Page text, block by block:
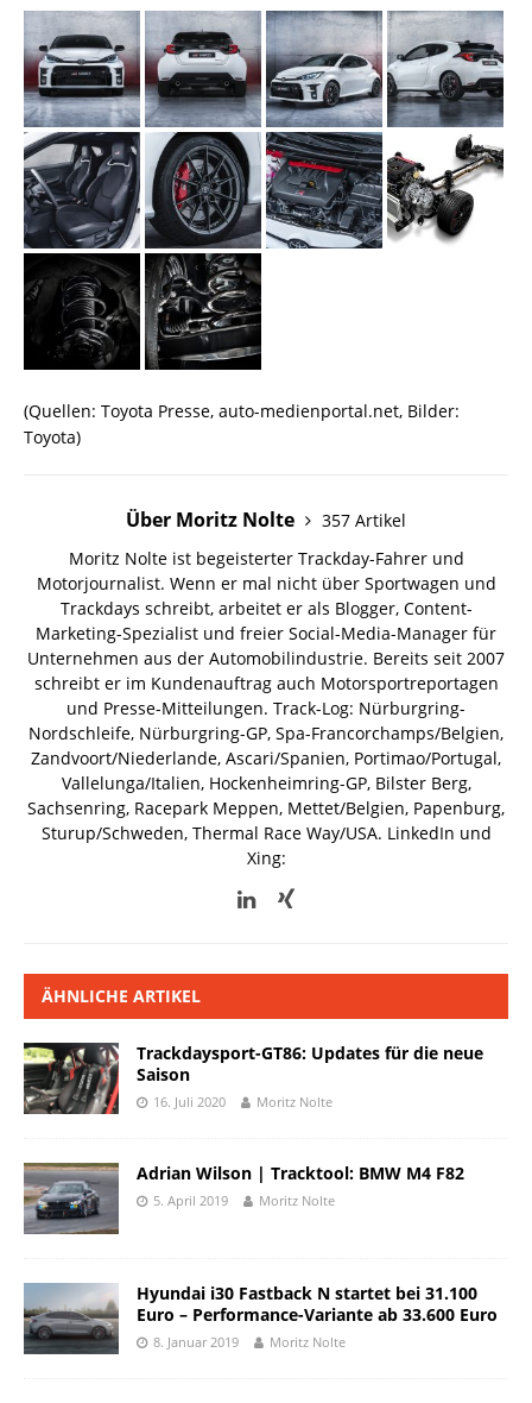
(Quellen: Toyota Presse, auto-medienportal.net, Bilder:
Toyota)
Über Moritz Nolte
357 Artikel
Moritz Nolte ist begeisterter Trackday-Fahrer und
Motorjournalist. Wenn er mal nicht über Sportwagen und
Trackdays schreibt, arbeitet er als Blogger, Content-
Marketing-Spezialist und freier Social-Media-Manager für
Unternehmen aus der Automobilindustrie. Bereits seit 2007
schreibt er im Kundenauftrag auch Motorsportreportagen
und Presse-Mitteilungen. Track-Log: Nürburgring-
Nordschleife, Nürburgring-GP, Spa-Francorchamps/Belgien,
Zandvoort/Niederlande, Ascari/Spanien, Portimao/Portugal,
Vallelunga/Italien, Hockenheimring-GP, Bilster Berg,
Sachsenring, Racepark Meppen, Mettet/Belgien, Papenburg,
Sturup/Schweden, Thermal Race Way/USA. LinkedIn und
Xing:
ÄHNLICHE ARTIKEL
Trackdaysport-GT86: Updates für die neue
Saison
16. Juli 2020 Moritz Nolte
Adrian Wilson | Tracktool: BMW M4 F82
5. April 2019 Moritz Nolte
Hyundai i30 Fastback N startet bei 31.100
Euro – Performance-Variante ab 33.600 Euro
8. Januar 2019 Moritz Nolte